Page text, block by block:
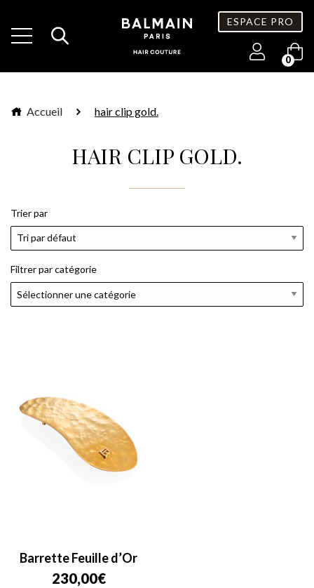
ESPACE PRO
0
Accueil hair clip gold.
HAIR CLIP GOLD.
Trier par
Filtrer par catégorie
Barrette Feuille d’Or
230,00€